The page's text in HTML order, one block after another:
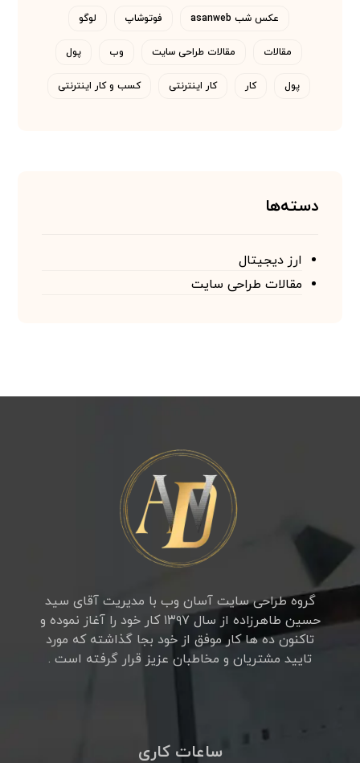
عکس شب asanweb فوتوشاپ لوگو
مقالات مقالات طراحی سایت وب پول
پول کار کار اینترنتی کسب و کار اینترنتی
دسته‌ها
ارز دیجیتال
مقالات طراحی سایت
گروه طراحی سایت آسان وب با مدیریت آقای سید
حسین طاهرزاده از سال ۱۳۹۷ کار خود را آغاز نموده و
تاکنون ده ها کار موفق از خود بجا گذاشته که مورد
تایید مشتریان و مخاطبان عزیز قرار گرفته است .
ساعات کاری